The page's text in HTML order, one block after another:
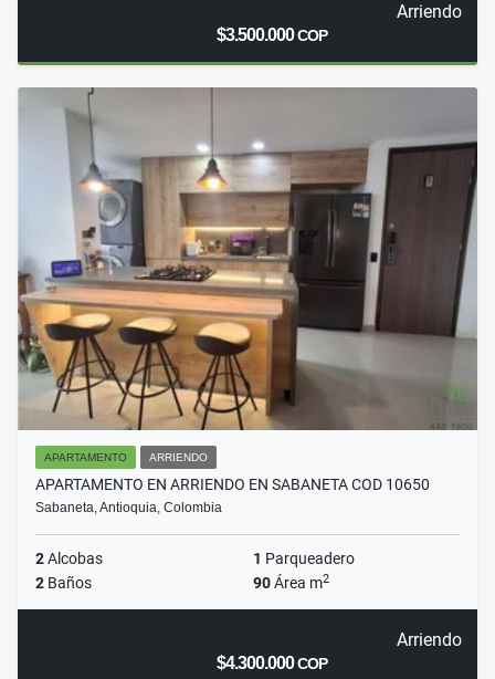
Arriendo
$3.500.000COP
APARTAMENTO ARRIENDO
APARTAMENTO EN ARRIENDO EN SABANETA COD 10650
Sabaneta, Antioquia, Colombia
2Alcobas 1 Parqueadero
2 Baños 90Área m2
Arriendo
$4.300.000COP